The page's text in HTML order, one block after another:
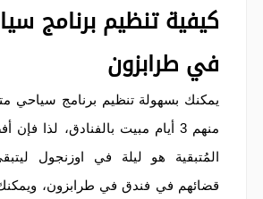
في طرابزون
منهم 3 أيام مبيت بالفنادق، لذا
المُتبقية هو ليلة في اوزنجول
قضائهم في فندق في طرابزون، ويمكنك